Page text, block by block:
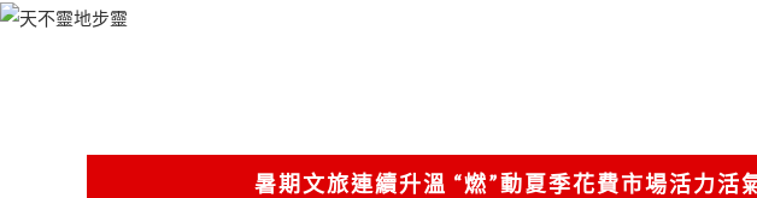
跳
暑期文旅連續升溫 “燃”動夏季花費市場活力活